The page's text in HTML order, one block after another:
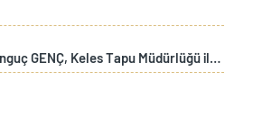
Bölge Müdürümüz Tonguç GENÇ, Keles Tapu Müdürlüğü ile Keles Kaymakamı Burak Bozkurt Gürses’i ziyaret etti.